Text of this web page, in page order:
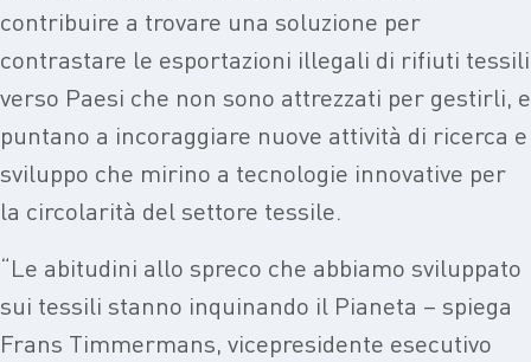
contribuire a trovare una soluzione per
contrastare le esportazioni illegali di rifiuti tessili
verso Paesi che non sono attrezzati per gestirli, e
puntano a incoraggiare nuove attività di ricerca e
sviluppo che mirino a tecnologie innovative per
la circolarità del settore tessile.
“Le abitudini allo spreco che abbiamo sviluppato
sui tessili stanno inquinando il Pianeta – spiega
Frans Timmermans, vicepresidente esecutivo